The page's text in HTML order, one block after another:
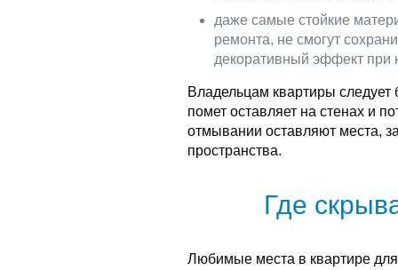
даже самые стойкие
ремонта, не смогут
декоративный эффект при
Владельцам квартиры следует
помет оставляет на стенах и
отмывании оставляют места,
пространства.
Где
Любимые места в квартире